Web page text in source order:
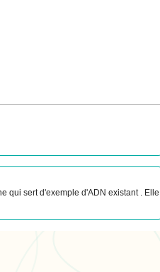
qui sert d'exemple d'ADN existant . Elle